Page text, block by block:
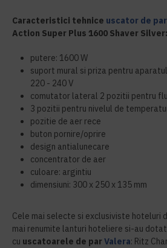
Caracteristici tehnice uscator de par
Action Super Plus 1600 Shaver Silver:
putere: 1600 W
suport mural si priza pentru
220 - 240 V
comutator lateral 2 pozitii pentru
3 pozitii pentru nivelul de
pozitie de aer rece
buton pornire/oprire
design antialunecare
concentrator de aer
culoare: argintiu
dimensiuni: 300 x 250 x 135 mm
Cele mai selecte si exclusiviste hoteluri
mai renumite lanturi hoteliere si-au
cu uscatoarele de parValera: Ritz